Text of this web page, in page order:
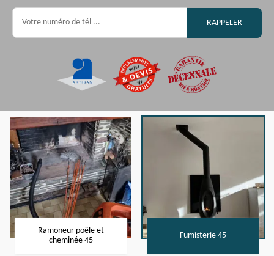
Ramoneur poêle et
cheminée 45
Fumisterie 45